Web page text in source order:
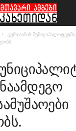
გურჯაანის